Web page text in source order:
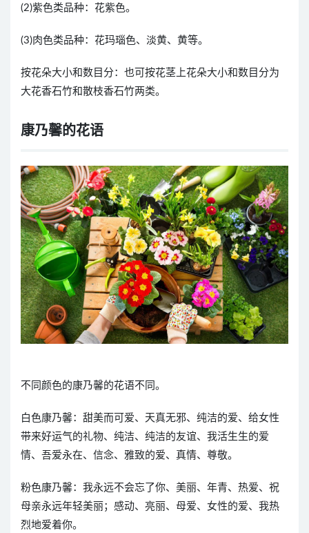
(2)紫色类品种：花紫色。
(3)肉色类品种：花玛瑙色、淡黄、黄等。
按花朵大小和数目分：也可按花茎上花朵大小和数目分为
大花香石竹和散枝香石竹两类。
康乃馨的花语
不同颜色的康乃馨的花语不同。
白色康乃馨：甜美而可爱、天真无邪、纯洁的爱、给女性
带来好运气的礼物、纯洁、纯洁的友谊、我活生生的爱
情、吾爱永在、信念、雅致的爱、真情、尊敬。
粉色康乃馨：我永远不会忘了你、美丽、年青、热爱、祝
母亲永远年轻美丽；感动、亮丽、母爱、女性的爱、我热
烈地爱着你。